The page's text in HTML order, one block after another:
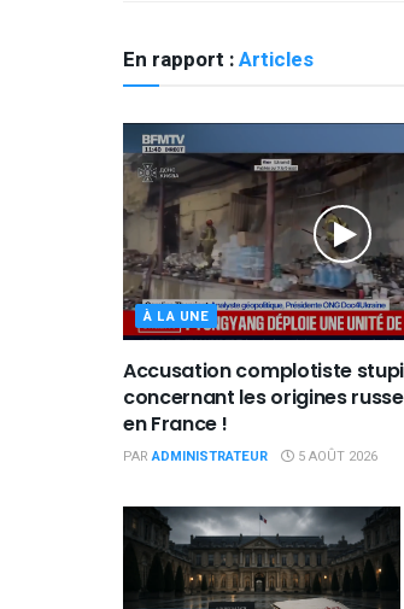
En rapport :Articles
À LA UNE
Accusation complotiste
concernant les origines
en France !
PAR ADMINISTRATEUR 5 AOÛT 2026